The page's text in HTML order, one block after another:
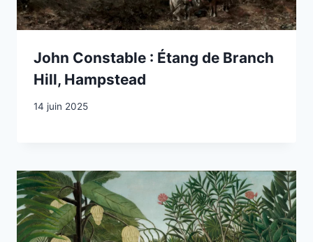
John Constable : Étang de Branch
Hill, Hampstead
14 juin 2025